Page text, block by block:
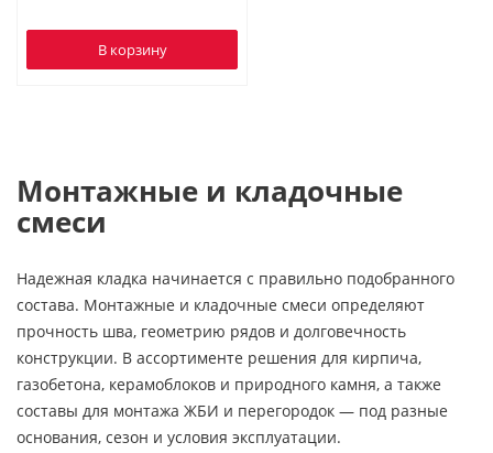
В корзину
Монтажные и кладочные
смеси
Надежная кладка начинается с правильно подобранного
состава. Монтажные и кладочные смеси определяют
прочность шва, геометрию рядов и долговечность
конструкции. В ассортименте решения для кирпича,
газобетона, керамоблоков и природного камня, а также
составы для монтажа ЖБИ и перегородок — под разные
основания, сезон и условия эксплуатации.